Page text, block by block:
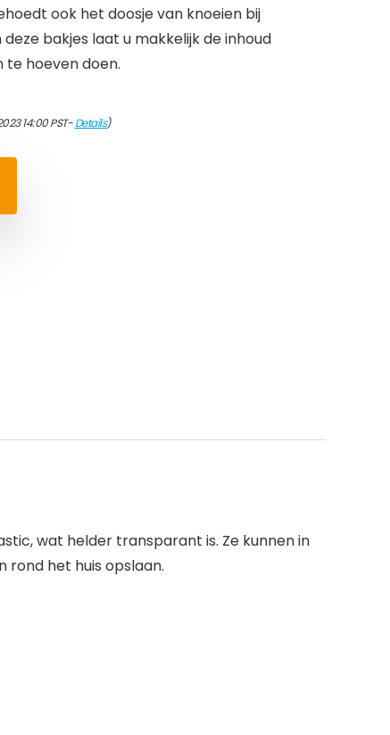
ook het doosje van knoeien bij
bakjes laat u makkelijk de inhoud
te hoeven doen.
14:00 PST-Details)
wat helder transparant is. Ze kunnen in
rond het huis opslaan.